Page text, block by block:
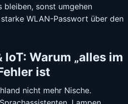
bleiben, sonst umgehen
WLAN-Passwort über den
Warum „alles im
ist
nicht mehr Nische.